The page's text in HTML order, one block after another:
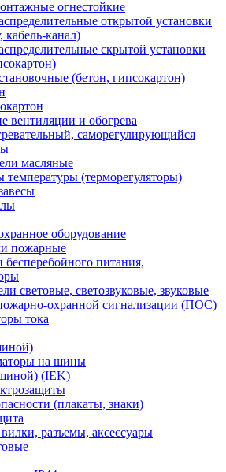
огнестойкие
открытой установки
кабель-канал)
скрытой установки
(бетон, гипсокартон)
вентиляции и обогрева
саморегулирующийся
масляные
температуры (терморегуляторы)
оборудование
пожарные
питания,
световые, светозвуковые, звуковые
охранной сигнализации (ПОС)
тока
на шины
(IEK)
(плакаты, знаки)
разъемы, аксессуары